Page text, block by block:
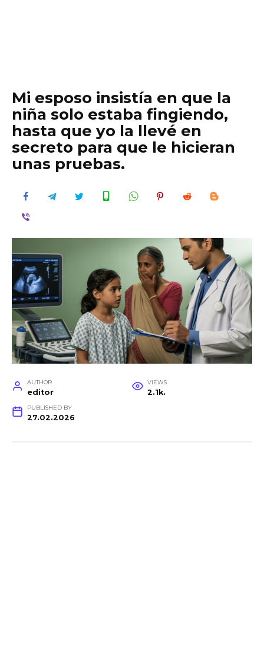
Mi esposo insistía en que la
niña solo estaba fingiendo,
hasta que yo la llevé en
secreto para que le hicieran
unas pruebas.
AUTHOR
editor
VIEWS
2.1k.
PUBLISHED BY
27.02.2026